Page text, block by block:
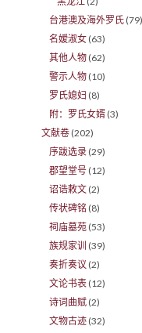
台港澳及海外罗氏 (79)
名嫒淑女 (63)
其他人物 (62)
警示人物 (10)
罗氏媳妇 (8)
附：罗氏女婿 (3)
文献卷 (202)
序跋选录 (29)
郡望堂号 (12)
诏诰敕文 (2)
传状碑铭 (8)
祠庙墓苑 (53)
族规家训 (39)
奏折奏议 (2)
文论书表 (12)
诗词曲赋 (2)
文物古迹 (32)